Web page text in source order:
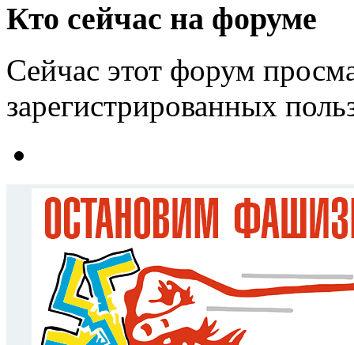
Кто сейчас на форуме
Сейчас этот форум
зарегистрированных